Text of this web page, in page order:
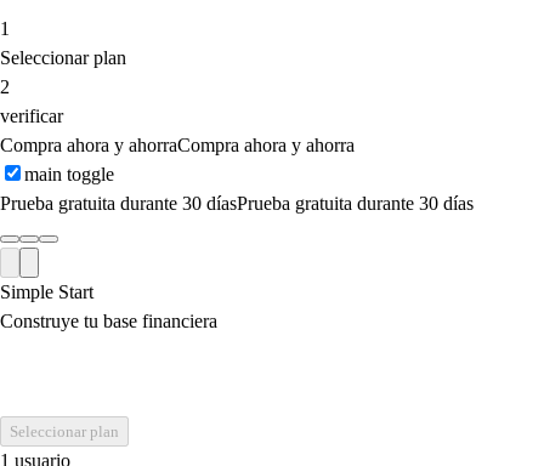
1
Seleccionar plan
2
verificar
Compra ahora y ahorraCompra ahora y ahorra
main toggle
Prueba gratuita durante 30 díasPrueba gratuita durante 30 días
Simple Start
Construye tu base financiera
Seleccionar plan
1 usuario